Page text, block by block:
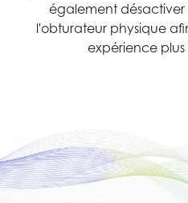
également
l'obturateur physique
expérience plus